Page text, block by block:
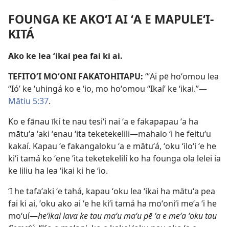
FOUNGA KE AKOʻI AI ʻA E MAPULEʻI-
KITÁ
Ako ke lea ʻikai pea fai ki ai.
TEFITOʻI MOʻONI FAKATOHITAPU: “ʻAi pē hoʻomou lea
‘ʻIó’ ke ʻuhingá ko e ʻio, mo hoʻomou ‘ʻIkaí’ ke ʻikai.”​—
Mātiu 5:37.
Ko e fānau īkí te nau tesiʻi nai ʻa e fakapapau ʻa ha
mātuʻa ʻaki ʻenau ʻita teketekelili​—mahalo ʻi he feituʻu
kakaí. Kapau ʻe fakangaloku ʻa e mātuʻá, ʻoku ʻiloʻi ʻe he
kiʻi tamá ko ʻene ʻita teketekelilí ko ha founga ola lelei ia
ke liliu ha lea ʻikai ki he ʻio.
ʻI he tafaʻaki ʻe tahá, kapau ʻoku lea ʻikai ha mātuʻa pea
fai ki ai, ʻoku ako ai ʻe he kiʻi tamá ha moʻoniʻi meʻa ʻi he
moʻuí​—heʻikai lava ke tau maʻu maʻu pē ʻa e meʻa ʻoku tau